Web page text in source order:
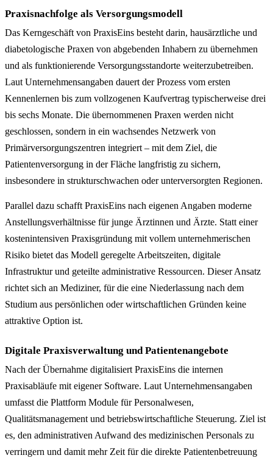
Praxisnachfolge als Versorgungsmodell
Das Kerngeschäft von PraxisEins besteht darin, hausärztliche und
diabetologische Praxen von abgebenden Inhabern zu übernehmen
und als funktionierende Versorgungsstandorte weiterzubetreiben.
Laut Unternehmensangaben dauert der Prozess vom ersten
Kennenlernen bis zum vollzogenen Kaufvertrag typischerweise drei
bis sechs Monate. Die übernommenen Praxen werden nicht
geschlossen, sondern in ein wachsendes Netzwerk von
Primärversorgungszentren integriert – mit dem Ziel, die
Patientenversorgung in der Fläche langfristig zu sichern,
insbesondere in strukturschwachen oder unterversorgten Regionen.
Parallel dazu schafft PraxisEins nach eigenen Angaben moderne
Anstellungsverhältnisse für junge Ärztinnen und Ärzte. Statt einer
kostenintensiven Praxisgründung mit vollem unternehmerischen
Risiko bietet das Modell geregelte Arbeitszeiten, digitale
Infrastruktur und geteilte administrative Ressourcen. Dieser Ansatz
richtet sich an Mediziner, für die eine Niederlassung nach dem
Studium aus persönlichen oder wirtschaftlichen Gründen keine
attraktive Option ist.
Digitale Praxisverwaltung und Patientenangebote
Nach der Übernahme digitalisiert PraxisEins die internen
Praxisabläufe mit eigener Software. Laut Unternehmensangaben
umfasst die Plattform Module für Personalwesen,
Qualitätsmanagement und betriebswirtschaftliche Steuerung. Ziel ist
es, den administrativen Aufwand des medizinischen Personals zu
verringern und damit mehr Zeit für die direkte Patientenbetreuung